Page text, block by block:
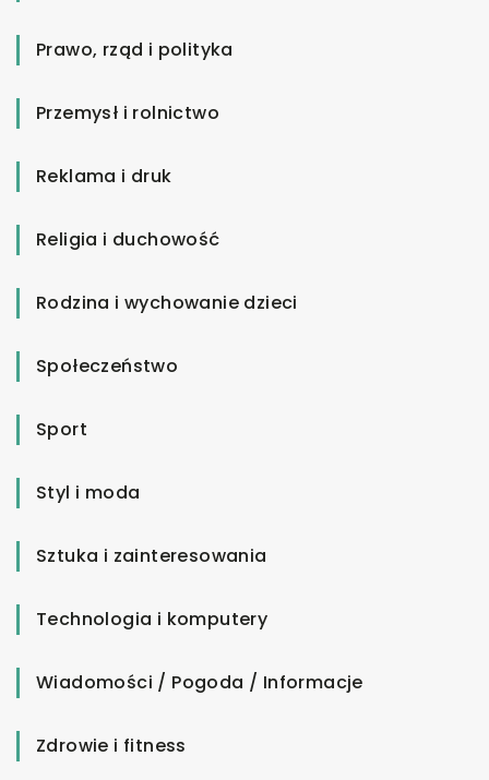
Prawo, rząd i polityka
Przemysł i rolnictwo
Reklama i druk
Religia i duchowość
Rodzina i wychowanie dzieci
Społeczeństwo
Sport
Styl i moda
Sztuka i zainteresowania
Technologia i komputery
Wiadomości / Pogoda / Informacje
Zdrowie i fitness